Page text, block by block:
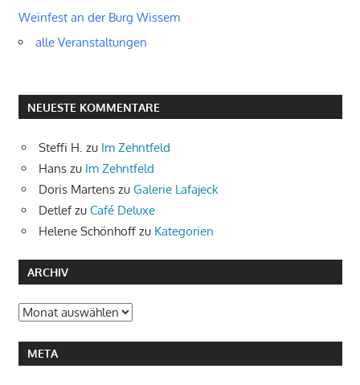
Weinfest an der Burg Wissem
alle Veranstaltungen
NEUESTE KOMMENTARE
Steffi H. zu Im Zehntfeld
Hans zu Im Zehntfeld
Doris Martens zu Galerie Lafajeck
Detlefzu Café Deluxe
Helene Schönhoff zu Kategorien
ARCHIV
Archiv
META